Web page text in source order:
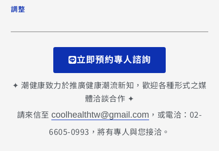
調整
立即預約專人諮詢
✦ 潮健康致力於推廣健康潮流新知，歡迎各種形式之媒
體洽談合作 ✦
請來信至coolhealthtw@gmail.com ，或電洽：02-
6605-0993，將有專人與您接洽。